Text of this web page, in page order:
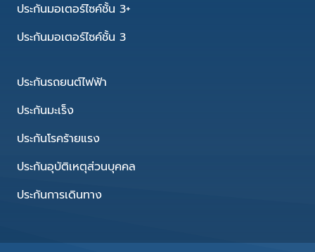
ประกันมอเตอร์ไซค์ชั้น 3+
ประกันมอเตอร์ไซค์ชั้น 3
ประกันรถยนต์ไฟฟ้า
ประกันมะเร็ง
ประกันโรคร้ายแรง
ประกันอุบัติเหตุส่วนบุคคล
ประกันการเดินทาง